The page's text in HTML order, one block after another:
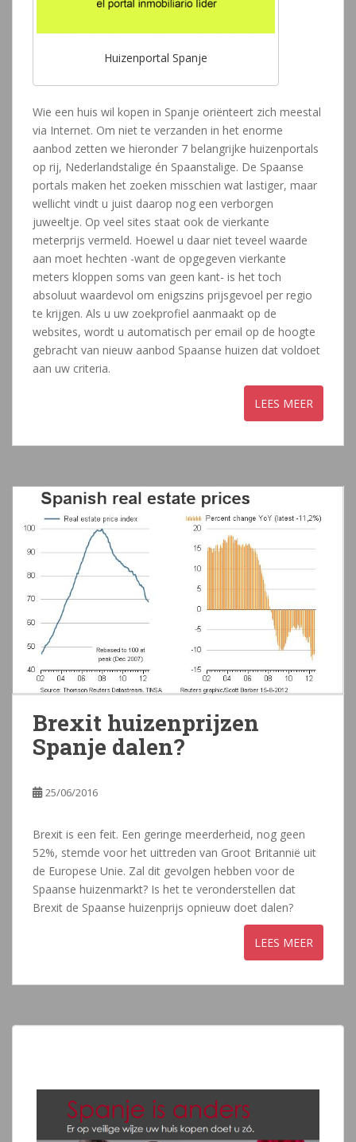
Huizenportal Spanje
Wie een huis wil kopen in Spanje oriënteert zich meestal
via Internet. Om niet te verzanden in het enorme
aanbod zetten we hieronder 7 belangrijke huizenportals
op rij, Nederlandstalige én Spaanstalige. De Spaanse
portals maken het zoeken misschien wat lastiger, maar
wellicht vindt u juist daarop nog een verborgen
juweeltje. Op veel sites staat ook de vierkante
meterprijs vermeld. Hoewel u daar niet teveel waarde
aan moet hechten -want de opgegeven vierkante
meters kloppen soms van geen kant- is het toch
absoluut waardevol om enigszins prijsgevoel per regio
te krijgen. Als u uw zoekprofiel aanmaakt op de
websites, wordt u automatisch per email op de hoogte
gebracht van nieuw aanbod Spaanse huizen dat voldoet
aan uw criteria.
Brexit huizenprijzen
Spanje dalen?
25/06/2016
Brexit is een feit. Een geringe meerderheid, nog geen
52%, stemde voor het uittreden van Groot Britannië uit
de Europese Unie. Zal dit gevolgen hebben voor de
Spaanse huizenmarkt? Is het te veronderstellen dat
Brexit de Spaanse huizenprijs opnieuw doet dalen?